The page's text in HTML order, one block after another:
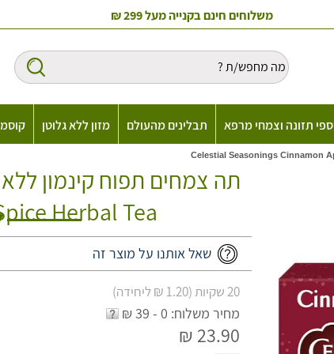
משלוחים חינם בקנייה מעל 299 ₪
תזונה וצמחי מרפא תבלינים מהעולם מזון ללא גלוטן
Herbal Tea
שאל אותנו על מוצר זה
20 שקיות (1.20 ₪ ליחידה)
מחיר משלוח: 0 - 39 ₪
23.90 ₪